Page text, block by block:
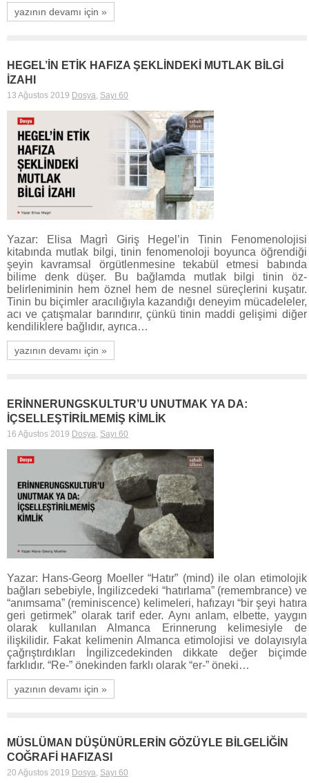
yazının devamı için »
HEGEL’İN ETİK HAFIZA ŞEKLİNDEKİ MUTLAK BİLGİ
İZAHI
13 Ağustos 2019 Dosya, Sayı 60
Yazar: Elisa Magrì Giriş Hegel’in Tinin Fenomenolojisi
kitabında mutlak bilgi, tinin fenomenoloji boyunca öğrendiği
şeyin kavramsal örgütlenmesine tekabül etmesi babında
bilime denk düşer. Bu bağlamda mutlak bilgi tinin öz-
belirleniminin hem öznel hem de nesnel süreçlerini kuşatır.
Tinin bu biçimler aracılığıyla kazandığı deneyim mücadeleler,
acı ve çatışmalar barındırır, çünkü tinin maddi gelişimi diğer
kendiliklere bağlıdır, ayrıca…
yazının devamı için »
ERİNNERUNGSKULTUR’U UNUTMAK YA DA:
İÇSELLEŞTİRİLMEMİŞ KİMLİK
16 Ağustos 2019 Dosya, Sayı 60
Yazar: Hans-Georg Moeller “Hatır” (mind) ile olan etimolojik
bağları sebebiyle, İngilizcedeki “hatırlama” (remembrance) ve
“anımsama” (reminiscence) kelimeleri, hafızayı “bir şeyi hatıra
geri getirmek” olarak tarif eder. Aynı anlam, elbette, yaygın
olarak kullanılan Almanca Erinnerung kelimesiyle de
ilişkilidir. Fakat kelimenin Almanca etimolojisi ve dolayısıyla
çağrıştırdıkları İngilizcedekinden dikkate değer biçimde
farklıdır. “Re-” önekinden farklı olarak “er-” öneki…
yazının devamı için »
MÜSLÜMAN DÜŞÜNÜRLERİN GÖZÜYLE BİLGELİĞİN
COĞRAFİ HAFIZASI
20 Ağustos 2019 Dosya, Sayı 60